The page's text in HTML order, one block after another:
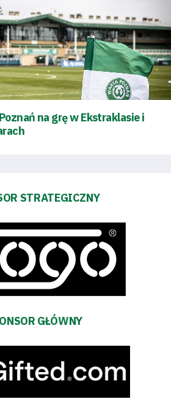
na grę w Ekstraklasie i
STRATEGICZNY
GŁÓWNY